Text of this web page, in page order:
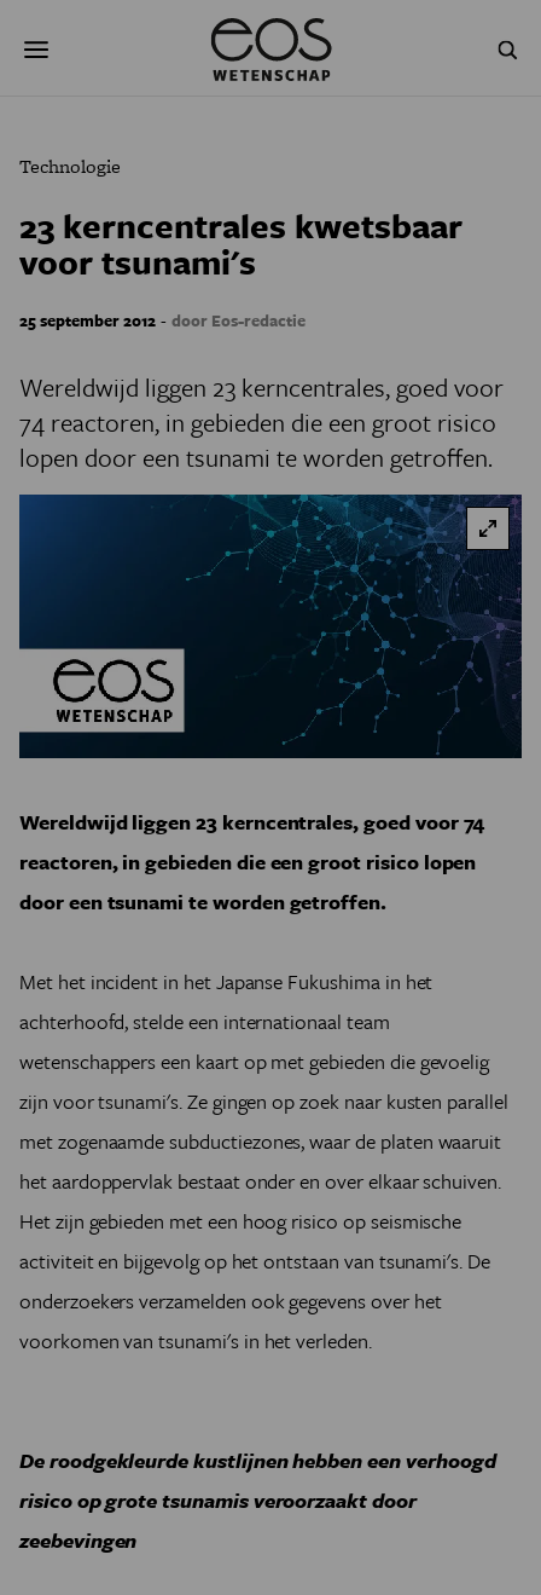
naar
NATUURWETENSCHAPPEN
PSYCHE & BREIN
PODCAST
JONGE UITDAGERS
Technologie
23 kerncentrales kwetsbaar
voor tsunami's
25 september 2012 - door Eos-redactie
Wereldwijd liggen 23 kerncentrales, goed voor
74 reactoren, in gebieden die een groot risico
lopen door een tsunami te worden getroffen.
Wereldwijd liggen 23 kerncentrales, goed voor 74
reactoren, in gebieden die een groot risico lopen
door een tsunami te worden getroffen.
Met het incident in het Japanse Fukushima in het
achterhoofd, stelde een internationaal team
wetenschappers een kaart op met gebieden die gevoelig
zijn voor tsunami's. Ze gingen op zoek naar kusten parallel
met zogenaamde subductiezones, waar de platen waaruit
het aardoppervlak bestaat onder en over elkaar schuiven.
Het zijn gebieden met een hoog risico op seismische
activiteit en bijgevolg op het ontstaan van tsunami's. De
onderzoekers verzamelden ook gegevens over het
voorkomen van tsunami's in het verleden.
De roodgekleurde kustlijnen hebben een verhoogd
risico op grote tsunamis veroorzaakt door
zeebevingen